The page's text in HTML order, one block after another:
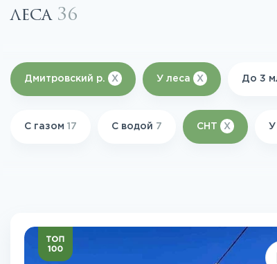
леса 36
Дмитровский р. X У леса X До 3
С газом 17 С водой 7 СНТ X У